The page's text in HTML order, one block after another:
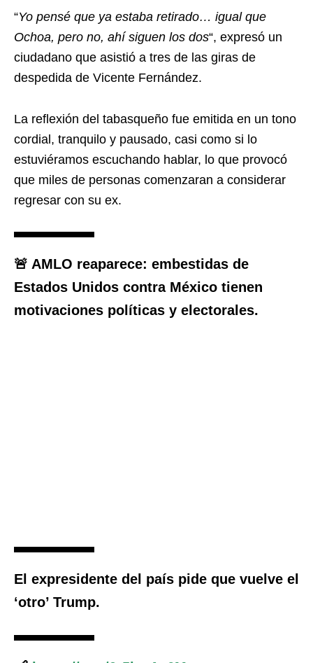
“Yo pensé que ya estaba retirado… igual que
Ochoa, pero no, ahí siguen los dos“, expresó un
ciudadano que asistió a tres de las giras de
despedida de Vicente Fernández.
La reflexión del tabasqueño fue emitida en un tono
cordial, tranquilo y pausado, casi como si lo
estuviéramos escuchando hablar, lo que provocó
que miles de personas comenzaran a considerar
regresar con su ex.
🚨 AMLO reaparece: embestidas de
Estados Unidos contra México tienen
motivaciones políticas y electorales.
El expresidente del país pide que vuelve el
‘otro’ Trump.